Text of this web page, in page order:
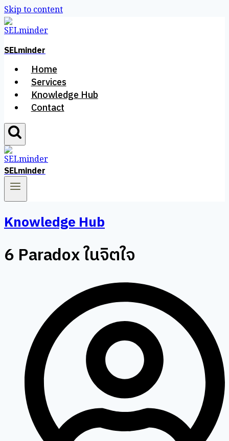
Skip to content
SELminder
Home
Services
Knowledge Hub
Contact
SELminder
Knowledge Hub
6 Paradox ในจิตใจ